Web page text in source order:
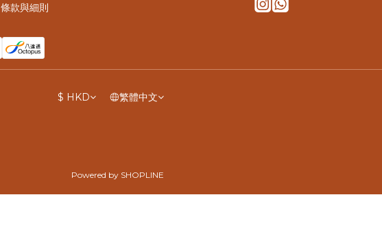
條款與細則
$ HKD 繁體中文
Powered by SHOPLINE